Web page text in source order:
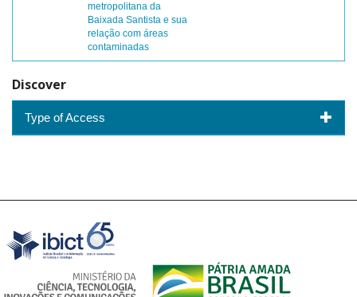
metropolitana da
Baixada Santista e sua
relação com áreas
contaminadas
Discover
Type of Access